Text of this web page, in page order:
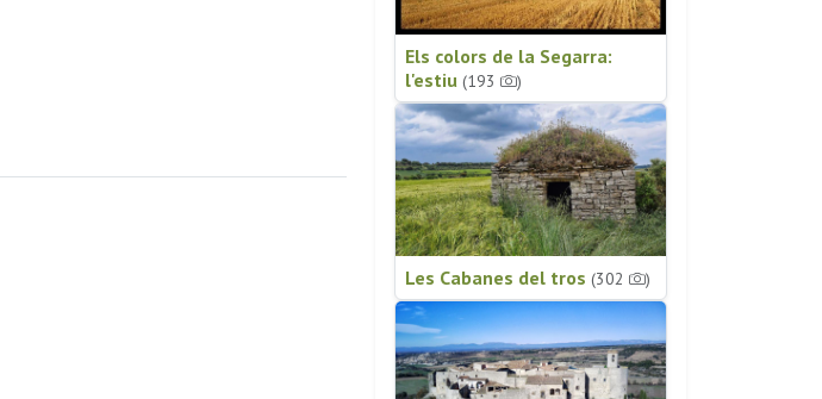
Els colors de la Segarra:
l'estiu (193 )
Les Cabanes del tros (302 )